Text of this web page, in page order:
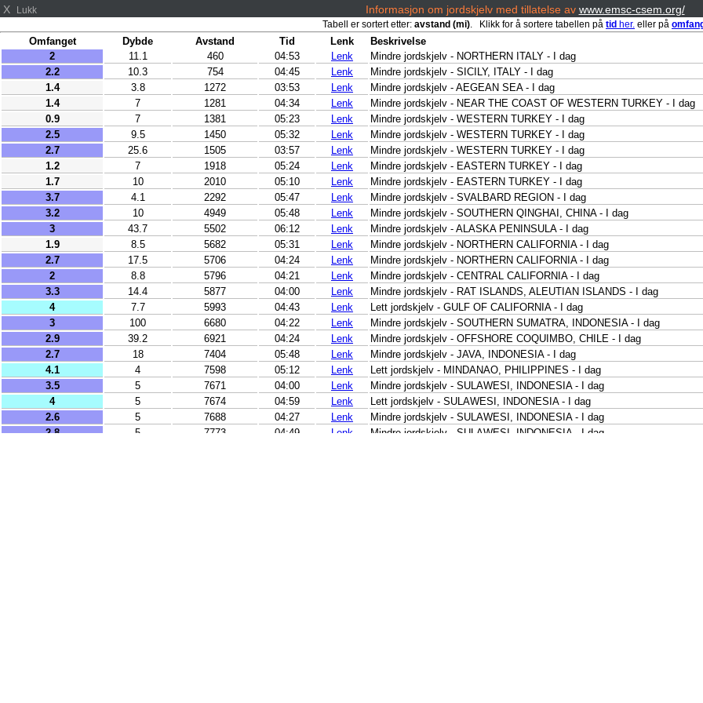
X Lukk Informasjon om jordskjelv med tillatelse av www.emsc-csem.org/
Tabell er sortert etter: avstand (mi). Klikk for å sortere tabellen på tid her. eller på
Omfanget Dybde Avstand Tid Lenk
Beskrivelse
2
11.1 460 04:53 Lenk
Mindre jordskjelv - NORTHERN ITALY - I dag
2.2
10.3 754 04:45 Lenk
Mindre jordskjelv - SICILY, ITALY - I dag
1.4
3.8 1272 03:53 Lenk
Mindre jordskjelv - AEGEAN SEA - I dag
1.4
7 1281 04:34 Lenk
Mindre jordskjelv - NEAR THE COAST OF WESTERN TURKEY - I dag
0.9
7 1381 05:23 Lenk
Mindre jordskjelv - WESTERN TURKEY - I dag
2.5
9.5 1450 05:32 Lenk
Mindre jordskjelv - WESTERN TURKEY - I dag
2.7
25.6 1505 03:57 Lenk
Mindre jordskjelv - WESTERN TURKEY - I dag
1.2
7 1918 05:24 Lenk
Mindre jordskjelv - EASTERN TURKEY - I dag
1.7
10 2010 05:10 Lenk
Mindre jordskjelv - EASTERN TURKEY - I dag
3.7
4.1 2292 05:47 Lenk
Mindre jordskjelv - SVALBARD REGION - I dag
3.2
10 4949 05:48 Lenk
Mindre jordskjelv - SOUTHERN QINGHAI, CHINA - I dag
3
43.7 5502 06:12 Lenk
Mindre jordskjelv - ALASKA PENINSULA - I dag
1.9
8.5 5682 05:31 Lenk
Mindre jordskjelv - NORTHERN CALIFORNIA - I dag
2.7
17.5 5706 04:24 Lenk
Mindre jordskjelv - NORTHERN CALIFORNIA - I dag
2
8.8 5796 04:21 Lenk
Mindre jordskjelv - CENTRAL CALIFORNIA - I dag
3.3
14.4 5877 04:00 Lenk
Mindre jordskjelv - RAT ISLANDS, ALEUTIAN ISLANDS - I dag
4
7.7 5993 04:43 Lenk
Lett jordskjelv - GULF OF CALIFORNIA - I dag
3
100 6680 04:22 Lenk
Mindre jordskjelv - SOUTHERN SUMATRA, INDONESIA - I dag
2.9
39.2 6921 04:24 Lenk
Mindre jordskjelv - OFFSHORE COQUIMBO, CHILE - I dag
2.7
18 7404 05:48 Lenk
Mindre jordskjelv - JAVA, INDONESIA - I dag
4.1
4 7598 05:12 Lenk
Lett jordskjelv - MINDANAO, PHILIPPINES - I dag
3.5
5 7671 04:00 Lenk
Mindre jordskjelv - SULAWESI, INDONESIA - I dag
4
5 7674 04:59 Lenk
Lett jordskjelv - SULAWESI, INDONESIA - I dag
2.6
5 7688 04:27 Lenk
Mindre jordskjelv - SULAWESI, INDONESIA - I dag
2.8
5 7773 04:49 Lenk
Mindre jordskjelv - SULAWESI, INDONESIA - I dag